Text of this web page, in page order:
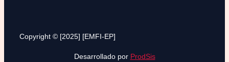
Copyright © [2025] [EMFI-EP]
Desarrollado por ProdSis